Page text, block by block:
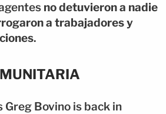
no detuvieron a nadie
a trabajadores y
.
Bovino is back in